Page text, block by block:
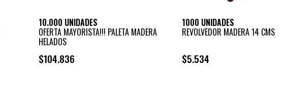
10.000 UNIDADES
OFERTA MAYORISTA!!! PALETA MADERA
HELADOS
$104.836
1000 UNIDADES
REVOLVEDOR MADERA 14 CMS
$5.534